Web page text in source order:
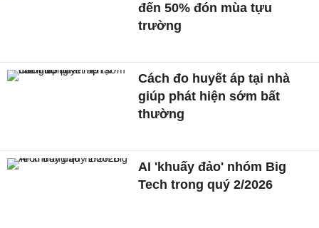
đến 50% đón mùa tựu
trường
Cách đo huyết áp tại nhà
giúp phát hiện sớm bất
thường
AI 'khuấy đảo' nhóm Big
Tech trong quý 2/2026